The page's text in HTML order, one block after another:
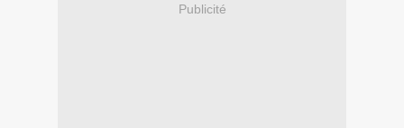
Publicité